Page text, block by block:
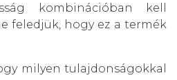
kombinációban kell
feledjük, hogy ez a termék
milyen tulajdonságokkal